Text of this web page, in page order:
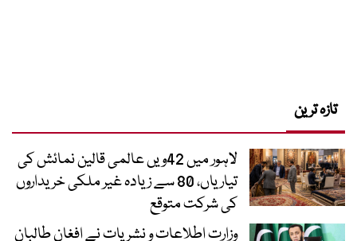
تازہ ترین
لاہور میں 42ویں عالمی قالین نمائش کی
تیاریاں، 80 سے زیادہ غیر ملکی خریداروں
کی شرکت متوقع
وزارت اطلاعات و نشریات نے افغان طالبان